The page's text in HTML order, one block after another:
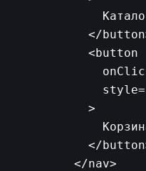
</
          <button
          >
</
        </nav>